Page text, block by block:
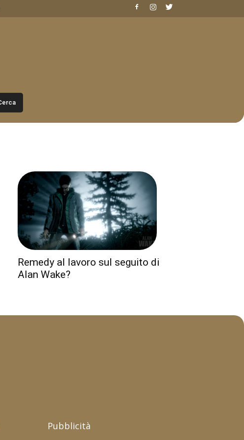
Remedy al lavoro sul seguito di
Alan Wake?
Pubblicità